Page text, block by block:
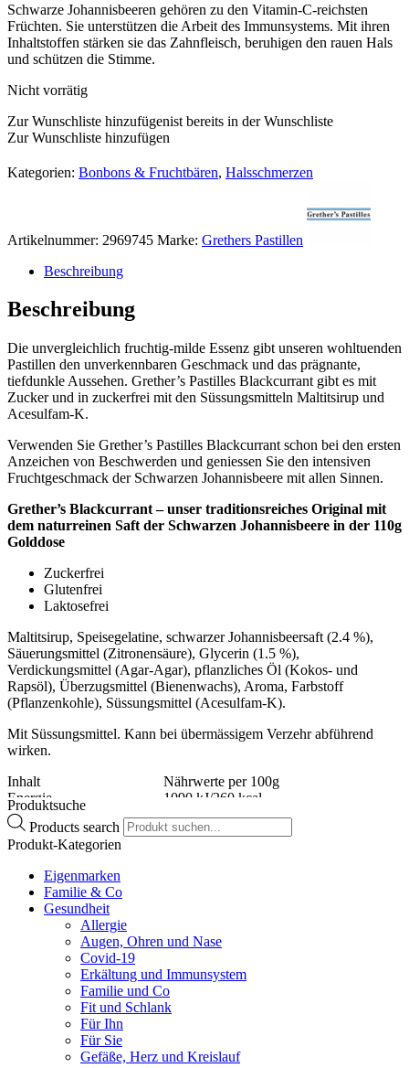
Schwarze Johannisbeeren gehören zu den Vitamin-C-reichsten
Früchten. Sie unterstützen die Arbeit des Immunsystems. Mit ihren
Inhaltstoffen stärken sie das Zahnfleisch, beruhigen den rauen Hals
und schützen die Stimme.
Nicht vorrätig
Zur Wunschliste hinzufügenist bereits in der Wunschliste
Zur Wunschliste hinzufügen
Kategorien: Bonbons & Fruchtbären, Halsschmerzen
Artikelnummer: 2969745 Marke: Grethers Pastillen
Beschreibung
Beschreibung
Die unvergleichlich fruchtig-milde Essenz gibt unseren wohltuenden
Pastillen den unverkennbaren Geschmack und das prägnante,
tiefdunkle Aussehen. Grether’s Pastilles Blackcurrant gibt es mit
Zucker und in zuckerfrei mit den Süssungsmitteln Maltitsirup und
Acesulfam-K.
Verwenden Sie Grether’s Pastilles Blackcurrant schon bei den ersten
Anzeichen von Beschwerden und geniessen Sie den intensiven
Fruchtgeschmack der Schwarzen Johannisbeere mit allen Sinnen.
Grether’s Blackcurrant – unser traditionsreiches Original mit
dem naturreinen Saft der Schwarzen Johannisbeere in der 110g
Golddose
Zuckerfrei
Glutenfrei
Laktosefrei
Maltitsirup, Speisegelatine, schwarzer Johannisbeersaft (2.4 %),
Säuerungsmittel (Zitronensäure), Glycerin (1.5 %),
Verdickungsmittel (Agar-Agar), pflanzliches Öl (Kokos- und
Rapsöl), Überzugsmittel (Bienenwachs), Aroma, Farbstoff
(Pflanzenkohle), Süssungsmittel (Acesulfam-K).
Mit Süssungsmittel. Kann bei übermässigem Verzehr abführend
wirken.
Inhalt
Nährwerte per 100g
Energie
1090 kJ/260 kcal
Fett
0,2 g
davon gesättigte Fettsäuren0,2 g
Kohlenhydrate
Eiweiss
Salz
Produktsuche
Products search
Produkt-Kategorien
Eigenmarken
Familie & Co
Gesundheit
Allergie
Augen, Ohren und Nase
Covid-19
Erkältung und Immunsystem
Familie und Co
Fit und Schlank
Für Ihn
Für Sie
Gefäße, Herz und Kreislauf